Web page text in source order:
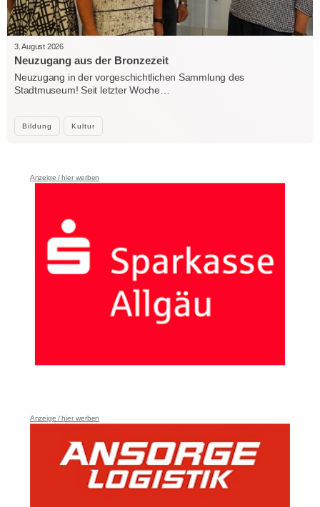
Bildung Kultur
3. August 2026
Neuzugang aus der Bronzezeit
Neuzugang in der vorgeschichtlichen Sammlung des
Stadtmuseum! Seit letzter Woche…
Anzeige / hier werben
Anzeige / hier werben